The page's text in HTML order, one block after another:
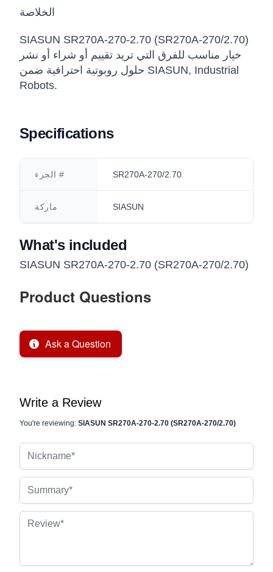
الخلاصة
SIASUN SR270A-270-2.70 (SR270A-270/2.70)
خيار مناسب للفرق التي تريد تقييم أو شراء أو نشر
حلول روبوتية احترافية ضمن SIASUN, Industrial
Robots.
Specifications
الجزء # SR270A-270/2.70
ماركة SIASUN
What's included
SIASUN SR270A-270-2.70 (SR270A-270/2.70)
Product Questions
Ask a Question
Write a Review
You're reviewing: SIASUN SR270A-270-2.70 (SR270A-270/2.70)
Review